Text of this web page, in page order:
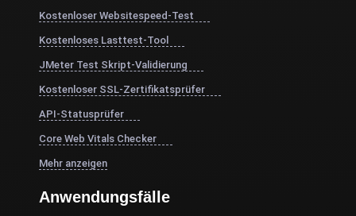
Kostenloser Websitespeed-Test
Kostenloses Lasttest-Tool
JMeter Test Skript-Validierung
Kostenloser SSL-Zertifikatsprüfer
API-Statusprüfer
Core Web Vitals Checker
Mehr anzeigen
Anwendungsfälle